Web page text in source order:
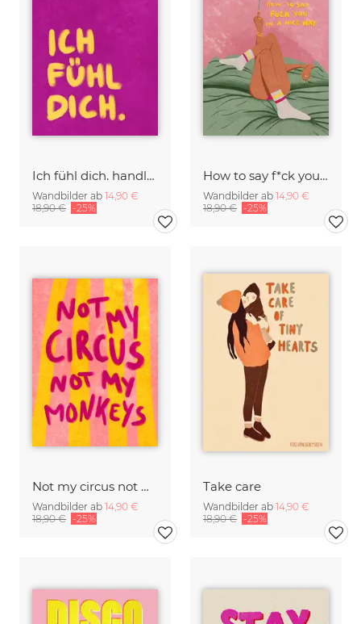
Ich fühl dich. handlettering
Wandbilder ab 14,90 €
18,90 € -25%
How to say f*ck you in a nice way
Wandbilder ab 14,90 €
18,90 € -25%
Not my circus not mx monkeys - handlettering
Wandbilder ab 14,90 €
18,90 € -25%
Take care
Wandbilder ab 14,90 €
18,90 € -25%